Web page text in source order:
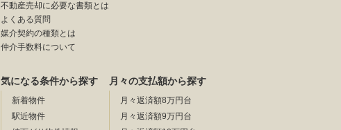
不動産売却に必要な書類とは
よくある質問
媒介契約の種類とは
仲介手数料について
気になる条件から探す
新着物件
駅近物件
月々の支払額から探す
月々返済額8万円台
月々返済額9万円台